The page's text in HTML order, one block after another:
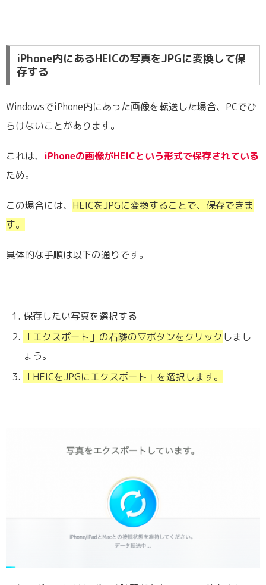
iPhone内にあるHEICの写真をJPGに変換して保
存する
WindowsでiPhone内にあった画像を転送した場合、PCでひ
らけないことがあります。
これは、 iPhoneの画像がHEICという形式で保存されている
ため。
この場合には、 HEICをJPGに変換することで、保存できま
す。
具体的な手順は以下の通りです。
保存したい写真を選択する
「エクスポート」の右隣の▽ボタンをクリック しまし
ょう。
「HEICをJPGにエクスポート」を選択します。